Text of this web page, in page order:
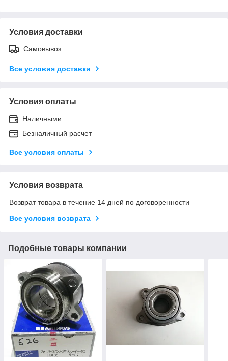
Условия доставки
Самовывоз
Все условия доставки
Условия оплаты
Наличными
Безналичный расчет
Все условия оплаты
Условия возврата
Возврат товара в течение 14 дней по договоренности
Все условия возврата
Подобные товары компании